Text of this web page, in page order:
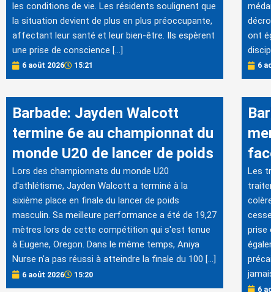
les conditions de vie. Les résidents soulignent que
la situation devient de plus en plus préoccupante,
affectant leur santé et leur bien-être. Ils espèrent
une prise de conscience […]
6 août 2026 15:21
ont
6
Barbade: Jayden Walcott
termine 6e au championnat du
monde U20 de lancer de poids
Lors des championnats du monde U20
d'athlétisme, Jayden Walcott a terminé à la
sixième place en finale du lancer de poids
masculin. Sa meilleure performance a été de 19,27
mètres lors de cette compétition qui s'est tenue
à Eugene, Oregon. Dans le même temps, Aniya
Nurse n'a pas réussi à atteindre la finale du 100 […]
6 août 2026 15:20
Les
prise
6